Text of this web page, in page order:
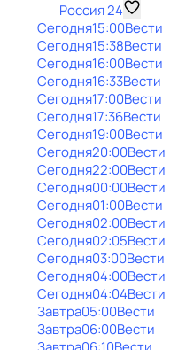
Россия 24
Сегодня15:00Вести
Сегодня15:38Вести
Сегодня16:00Вести
Сегодня16:33Вести
Сегодня17:00Вести
Сегодня17:36Вести
Сегодня19:00Вести
Сегодня20:00Вести
Сегодня22:00Вести
Сегодня00:00Вести
Сегодня01:00Вести
Сегодня02:00Вести
Сегодня02:05Вести
Сегодня03:00Вести
Сегодня04:00Вести
Сегодня04:04Вести
Завтра05:00Вести
Завтра06:00Вести